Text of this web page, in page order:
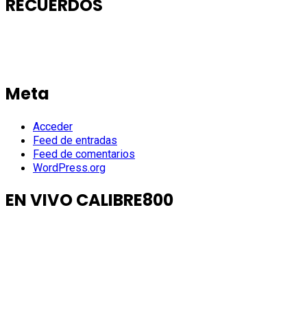
RECUERDOS
Meta
Acceder
Feed de entradas
Feed de comentarios
WordPress.org
EN VIVO CALIBRE800